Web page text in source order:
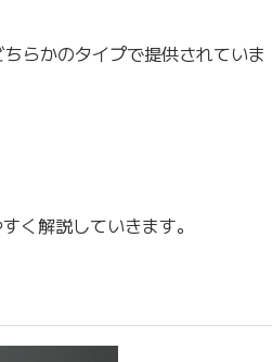
らかのタイプで提供されていま
く解説していきます。